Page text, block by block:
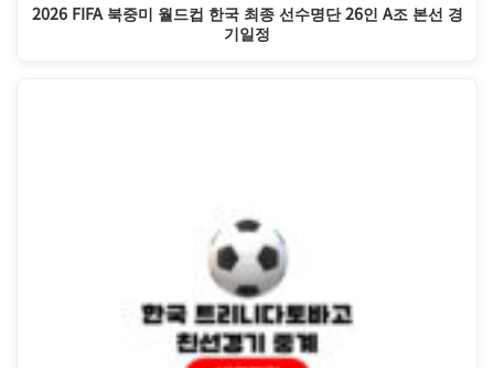
2026 FIFA 북중미 월드컵 한국 최종 선수명단 26인 A조 본선 경
기일정